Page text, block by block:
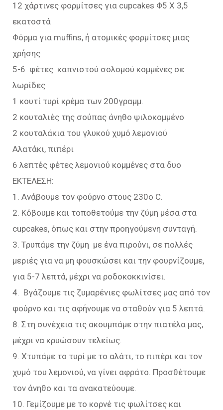
12 χάρτινες φορμίτσες για cupcakes Φ5 Χ 3,5
εκατοστά
Φόρμα για muffins, ή ατομικές φορμίτσες μιας
χρήσης
5-6 φέτες καπνιστού σολομού κομμένες σε
λωρίδες
1 κουτί τυρί κρέμα των 200γραμμ.
2 κουταλιές της σούπας άνηθο ψιλοκομμένο
2 κουταλάκια του γλυκού χυμό λεμονιού
Αλατάκι, πιπέρι
6 λεπτές φέτες λεμονιού κομμένες στα δυο
ΕΚΤΕΛΕΣΗ:
1. Ανάβουμε τον φούρνο στους 230ο C.
2. Κόβουμε και τοποθετούμε την ζύμη μέσα στα
cupcakes, όπως και στην προηγούμενη συνταγή.
3. Τρυπάμε την ζύμη με ένα πιρούνι, σε πολλές
μεριές για να μη φουσκώσει και την φουρνίζουμε,
για 5-7 λεπτά, μέχρι να ροδοκοκκινίσει.
4. Βγάζουμε τις ζυμαρένιες φωλίτσες μας από τον
φούρνο και τις αφήνουμε να σταθούν για 5 λεπτά.
8. Στη συνέχεια τις ακουμπάμε στην πιατέλα μας,
μέχρι να κρυώσουν τελείως.
9. Χτυπάμε το τυρί με το αλάτι, το πιπέρι και τον
χυμό του λεμονιού, να γίνει αφράτο. Προσθέτουμε
τον άνηθο και τα ανακατεύουμε.
10. Γεμίζουμε με το κορνέ τις φωλίτσες και